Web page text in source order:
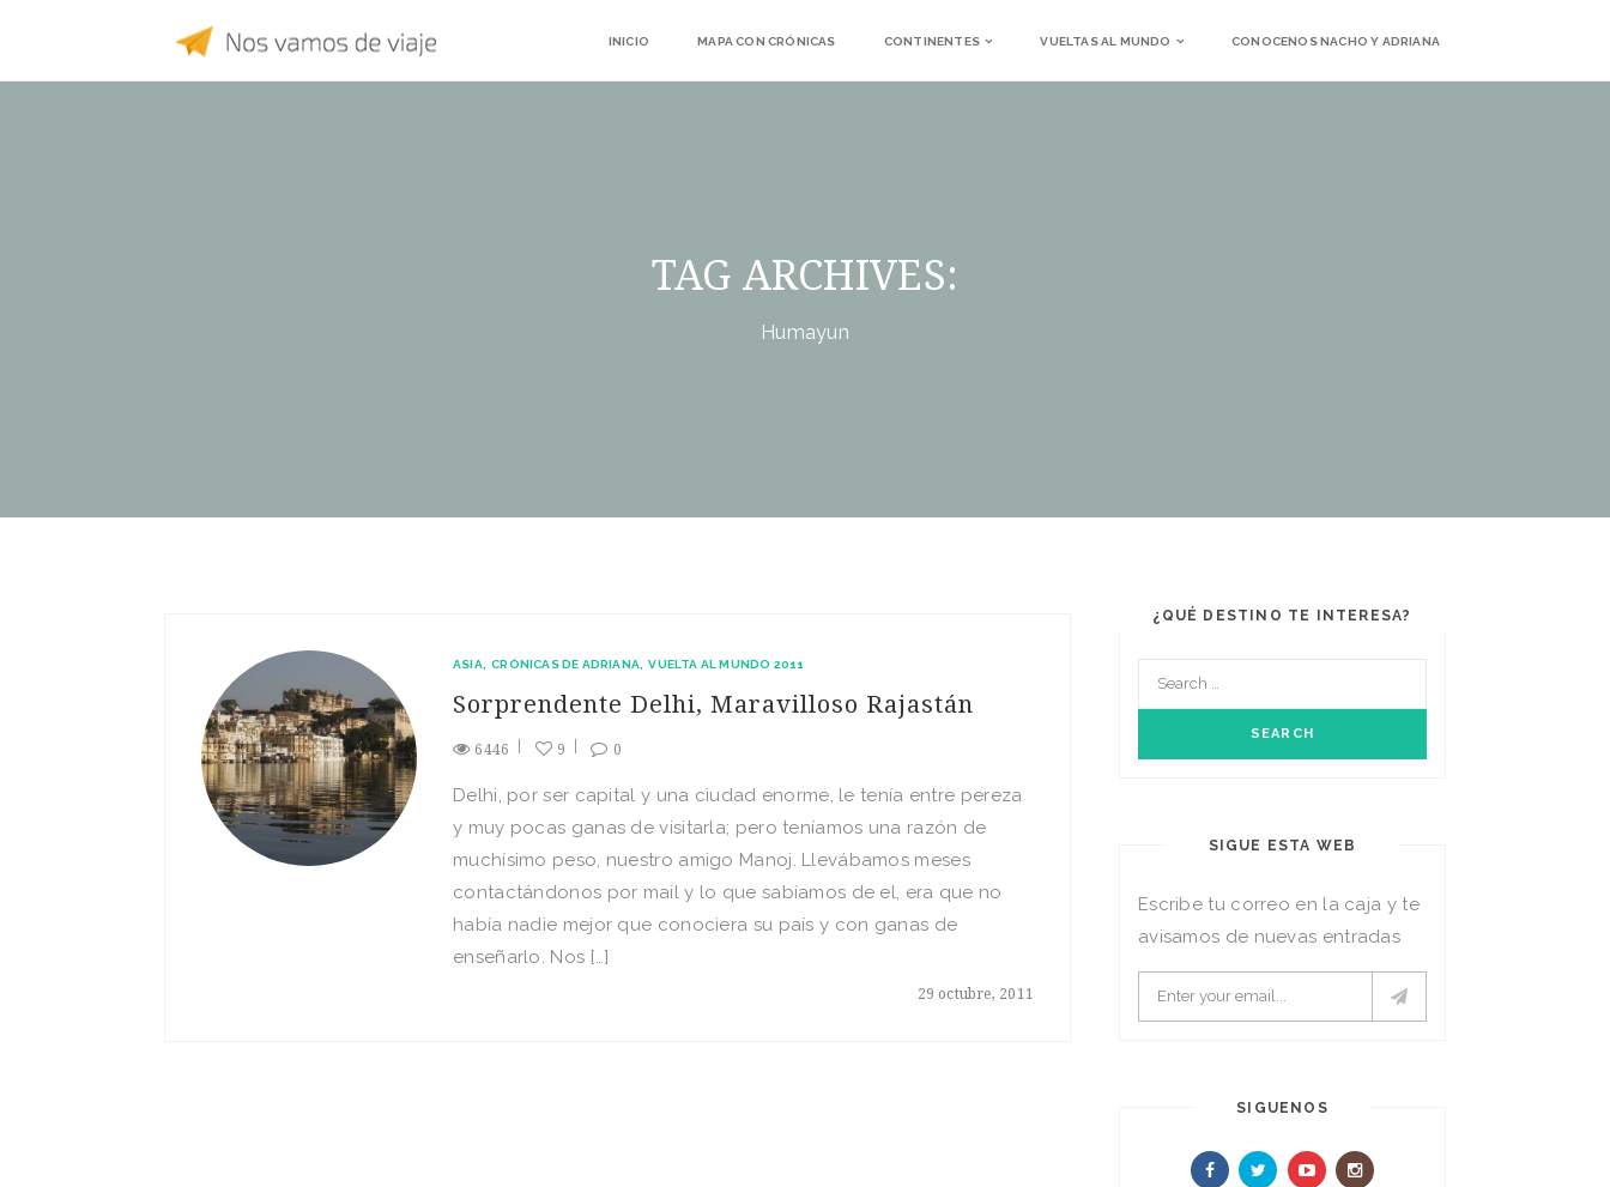
INICIO MAPA CON CRÓNICAS CONTINENTES VUELTAS AL MUNDO CONOCENOS NACHO Y ADRIANA
TAG ARCHIVES:
Humayun
ASIA CRÓNICAS DE ADRIANA VUELTA AL MUNDO 2011
Sorprendente Delhi, Maravilloso Rajastán
6446 9 0
29 octubre, 2011
Delhi, por ser capital y una ciudad enorme, le tenía entre pereza
y muy pocas ganas de visitarla; pero teníamos una razón de
muchísimo peso, nuestro amigo Manoj. Llevábamos meses
contactándonos por mail y lo que sabíamos de el, era que no
había nadie mejor que conociera su país y con ganas de
enseñarlo. Nos […]
¿QUÉ DESTINO TE INTERESA?
SIGUE ESTA WEB
Escribe tu correo en la caja y te
avisamos de nuevas entradas
SIGUENOS